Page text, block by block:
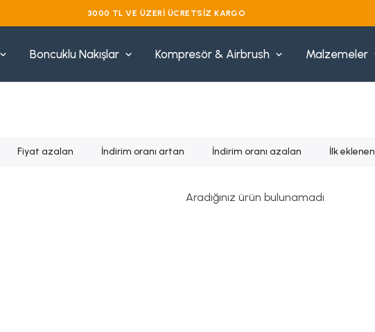
VADE FARKSIZ 3 TAKSIT
Boncuklu Nakışlar Kompresör & Airbrush Malzemeler
Fiyat azalan İndirim oranı artan İndirim oranı azalan İlk eklenen
Aradığınız ürün bulunamadı